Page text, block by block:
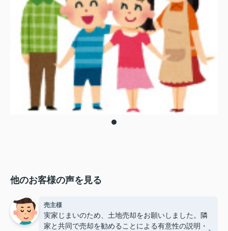
他のお客様の声を見る
売主様
実家じまいのため、土地売却をお願いしました。隣
家と共同で売却を勧めることによる有意性の説明・